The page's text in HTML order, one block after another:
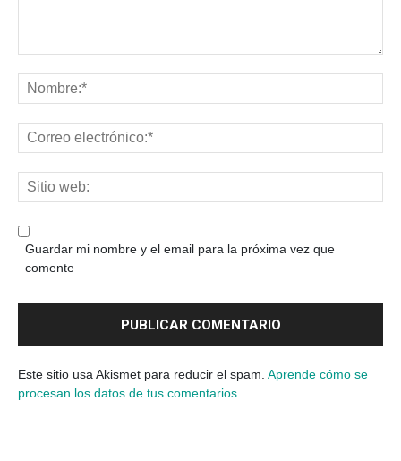
Guardar mi nombre y el email para la próxima vez que
comente
Este sitio usa Akismet para reducir el spam. Aprende cómo se
procesan los datos de tus comentarios.